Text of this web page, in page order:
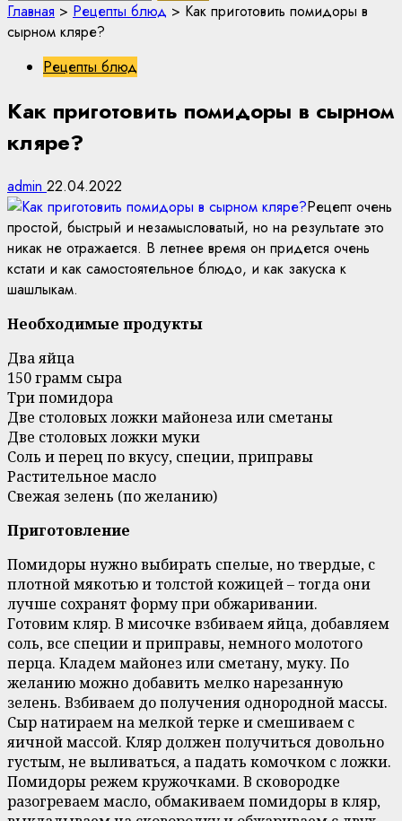
Главная > Рецепты блюд > Как приготовить помидоры в
сырном кляре?
Рецепты блюд
Как приготовить помидоры в сырном
кляре?
admin 22.04.2022
Рецепт очень
простой, быстрый и незамысловатый, но на результате это
никак не отражается. В летнее время он придется очень
кстати и как самостоятельное блюдо, и как закуска к
шашлыкам.
Необходимые продукты
Два яйца
150 грамм сыра
Три помидора
Две столовых ложки майонеза или сметаны
Две столовых ложки муки
Соль и перец по вкусу, специи, приправы
Растительное масло
Свежая зелень (по желанию)
Приготовление
Помидоры нужно выбирать спелые, но твердые, с
плотной мякотью и толстой кожицей – тогда они
лучше сохранят форму при обжаривании.
Готовим кляр. В мисочке взбиваем яйца, добавляем
соль, все специи и приправы, немного молотого
перца. Кладем майонез или сметану, муку. По
желанию можно добавить мелко нарезанную
зелень. Взбиваем до получения однородной массы.
Сыр натираем на мелкой терке и смешиваем с
яичной массой. Кляр должен получиться довольно
густым, не выливаться, а падать комочком с ложки.
Помидоры режем кружочками. В сковородке
разогреваем масло, обмакиваем помидоры в кляр,